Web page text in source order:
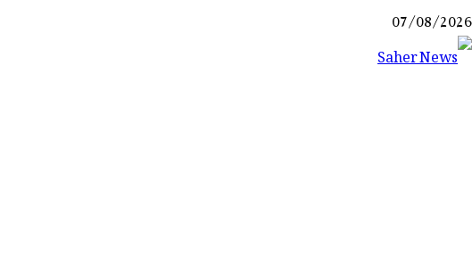
Skip
to
07/08/2026